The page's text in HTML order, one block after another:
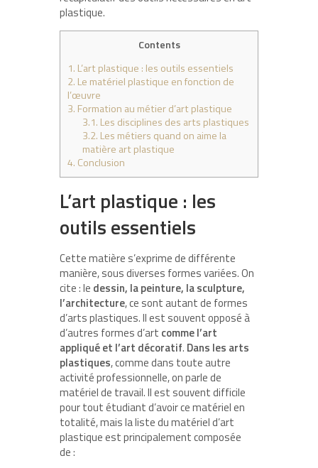
plastique.
Contents
1. L’art plastique : les outils essentiels
2. Le matériel plastique en fonction de
l’œuvre
3. Formation au métier d’art plastique
3.1. Les disciplines des arts plastiques
3.2. Les métiers quand on aime la
matière art plastique
4. Conclusion
L’art plastique : les
outils essentiels
Cette matière s’exprime de différente
manière, sous diverses formes variées. On
cite : le dessin, la peinture, la sculpture,
l’architecture, ce sont autant de formes
d’arts plastiques. Il est souvent opposé à
d’autres formes d’art comme l’art
appliqué et l’art décoratif. Dans les arts
plastiques, comme dans toute autre
activité professionnelle, on parle de
matériel de travail. Il est souvent difficile
pour tout étudiant d’avoir ce matériel en
totalité, mais la liste du matériel d’art
plastique est principalement composée
de :